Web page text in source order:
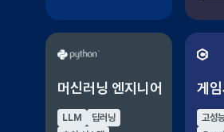
머신러닝 엔지니어
LLM
딥러닝
게임
고성